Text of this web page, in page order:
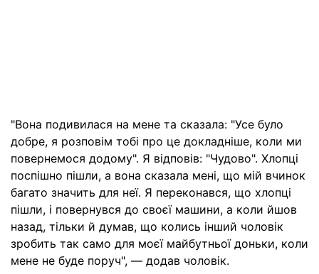
"Вона подивилася на мене та сказала: "Усе було
добре, я розповім тобі про це докладніше, коли ми
повернемося додому". Я відповів: "Чудово". Хлопці
поспішно пішли, а вона сказала мені, що мій вчинок
багато значить для неї. Я переконався, що хлопці
пішли, і повернувся до своєї машини, а коли йшов
назад, тільки й думав, що колись інший чоловік
зробить так само для моєї майбутньої доньки, коли
мене не буде поруч", — додав чоловік.